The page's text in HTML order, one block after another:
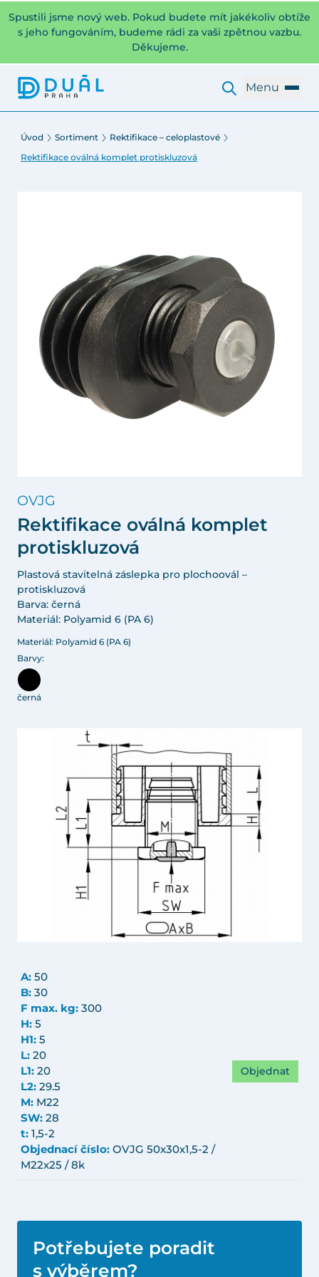
Spustili jsme nový web. Pokud budete mít jakékoliv obtíže
s jeho fungováním, budeme rádi za vaši zpětnou vazbu.
Děkujeme.
Menu
Úvod Sortiment
Rektifikace – celoplastové
Rektifikace oválná komplet protiskluzová
OVJG
Rektifikace oválná komplet
protiskluzová
Plastová stavitelná záslepka pro plochoovál –
protiskluzová
Barva: černá
Materiál: Polyamid 6 (PA 6)
Materiál: Polyamid 6 (PA 6)
Barvy:
černá
A: 50
B: 30
F max. kg: 300
H: 5
H1: 5
L: 20
L1: 20
L2: 29.5
M: M22
SW: 28
t: 1,5-2
Objednací číslo: OVJG 50x30x1,5-2 /
M22x25 / 8k
Objednat
Potřebujete poradit
s výběrem?